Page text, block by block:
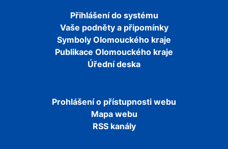
Přihlášení do systému
Vaše podněty a připomínky
Symboly Olomouckého kraje
Publikace Olomouckého kraje
Úřední deska
Prohlášení o přístupnosti webu
Mapa webu
RSS kanály